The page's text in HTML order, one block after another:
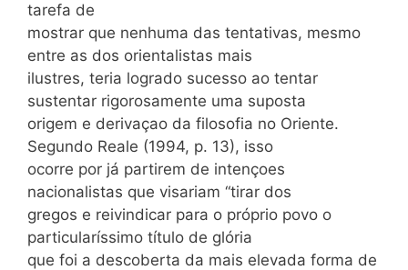
tarefa de
mostrar que nenhuma das tentativas, mesmo
entre as dos orientalistas mais
ilustres, teria logrado sucesso ao tentar
sustentar rigorosamente uma suposta
origem e derivaçao da filosofia no Oriente.
Segundo Reale (1994, p. 13), isso
ocorre por já partirem de intençoes
nacionalistas que visariam “tirar dos
gregos e reivindicar para o próprio povo o
particularíssimo título de glória
que foi a descoberta da mais elevada forma de